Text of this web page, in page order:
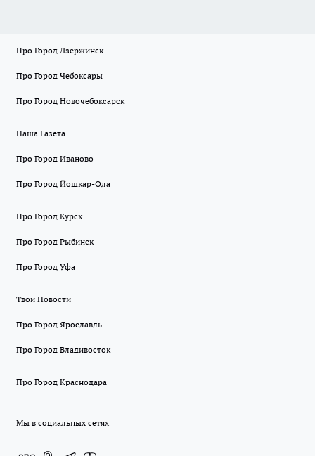
Про Город Дзержинск
Про Город Чебоксары
Про Город Новочебоксарск
Наша Газета
Про Город Иваново
Про Город Йошкар-Ола
Про Город Курск
Про Город Рыбинск
Про Город Уфа
Твои Новости
Про Город Ярославль
Про Город Владивосток
Про Город Краснодара
Мы в социальных сетях